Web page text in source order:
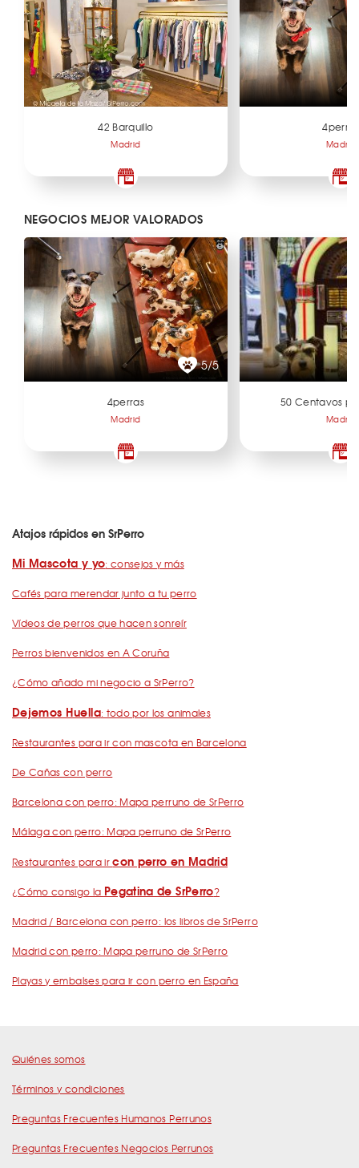
42 Barquillo
Madrid
4perras
Madrid
NEGOCIOS MEJOR VALORADOS
5/5
4perras
Madrid
50 Centavos
Madrid
Atajos rápidos en SrPerro
Mi Mascota y yo: consejos y más
Cafés para merendar junto a tu perro
Vídeos de perros que hacen sonreír
Perros bienvenidos en A Coruña
¿Cómo añado mi negocio a SrPerro?
Dejemos Huella: todo por los animales
Restaurantes para ir con mascota en Barcelona
De Cañas con perro
Barcelona con perro: Mapa perruno de SrPerro
Málaga con perro: Mapa perruno de SrPerro
Restaurantes para ircon perro en Madrid
¿Cómo consigo la Pegatina de SrPerro?
Madrid / Barcelona con perro: los libros de SrPerro
Madrid con perro: Mapa perruno de SrPerro
Playas y embalses para ir con perro en España
Quiénes somos
Términos y condiciones
Preguntas Frecuentes Humanos Perrunos
Preguntas Frecuentes Negocios Perrunos